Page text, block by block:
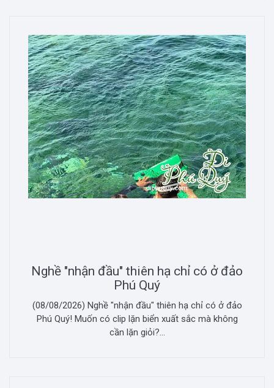
Nghề "nhận đầu" thiên hạ chỉ có ở đảo
Phú Quý
(08/08/2026) Nghề "nhận đầu" thiên hạ chỉ có ở đảo
Phú Quý! Muốn có clip lặn biển xuất sắc mà không
cần lặn giỏi?...